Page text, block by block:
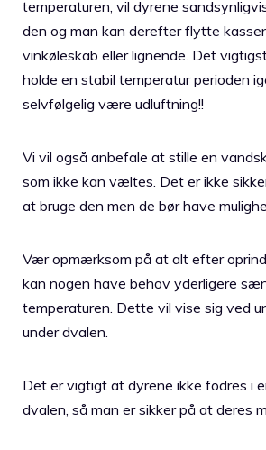
temperaturen, vil dyrene
den og man kan derefter flytte
vinkøleskab eller lignende. Det
holde en stabil temperatur perioden
selvfølgelig være udluftning!!
Vi vil også anbefale at stille en
som ikke kan væltes. Det er ikke
at bruge den men de bør have
Vær opmærksom på at alt efter
kan nogen have behov yderligere
temperaturen. Dette vil vise sig ved
under dvalen.
Det er vigtigt at dyrene ikke fodres i
dvalen, så man er sikker på at deres